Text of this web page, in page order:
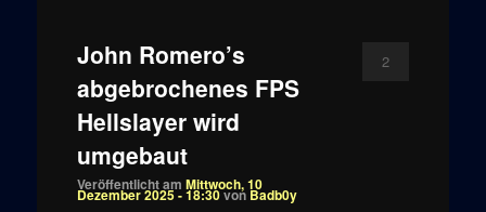
John Romero’s
abgebrochenes FPS
Hellslayer wird
umgebaut
Veröffentlicht am Mittwoch, 10
Dezember 2025 - 18:30vonBadb0y
2